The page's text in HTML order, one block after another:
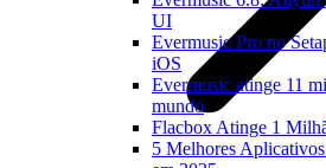
UI
Evermusic Pro no
iOS
Evermusic atinge 11
mundo
Flacbox Atinge 1
5 Melhores